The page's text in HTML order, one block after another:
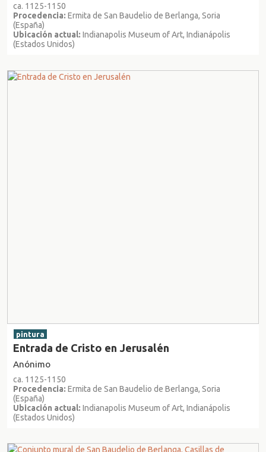
ca. 1125-1150
Procedencia: Ermita de San Baudelio de Berlanga, Soria
(España)
Ubicación actual: Indianapolis Museum of Art, Indianápolis
(Estados Unidos)
pintura
Entrada de Cristo en Jerusalén
Anónimo
ca. 1125-1150
Procedencia: Ermita de San Baudelio de Berlanga, Soria
(España)
Ubicación actual: Indianapolis Museum of Art, Indianápolis
(Estados Unidos)